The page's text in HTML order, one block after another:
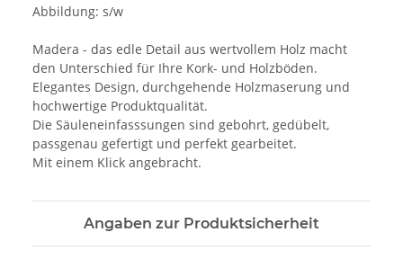
Abbildung: s/w
Madera - das edle Detail aus wertvollem Holz macht
den Unterschied für Ihre Kork- und Holzböden.
Elegantes Design, durchgehende Holzmaserung und
hochwertige Produktqualität.
Die Säuleneinfasssungen sind gebohrt, gedübelt,
passgenau gefertigt und perfekt gearbeitet.
Mit einem Klick angebracht.
Angaben zur Produktsicherheit